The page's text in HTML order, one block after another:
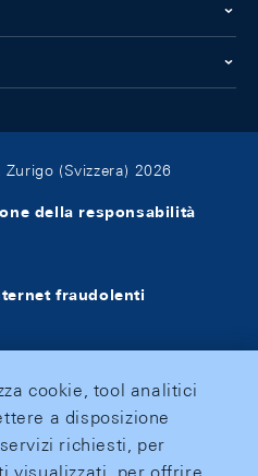
(Svizzera) 2026
della responsabilità
fraudolenti
cookie, tool analitici
a disposizione
richiesti, per